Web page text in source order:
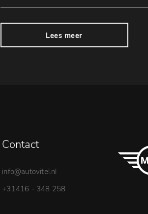
Lees meer
Contact
info@autovitel.nl
+31416 - 348 258